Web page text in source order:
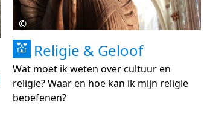
©
💒 Religie & Geloof
Wat moet ik weten over cultuur en
religie? Waar en hoe kan ik mijn religie
beoefenen?